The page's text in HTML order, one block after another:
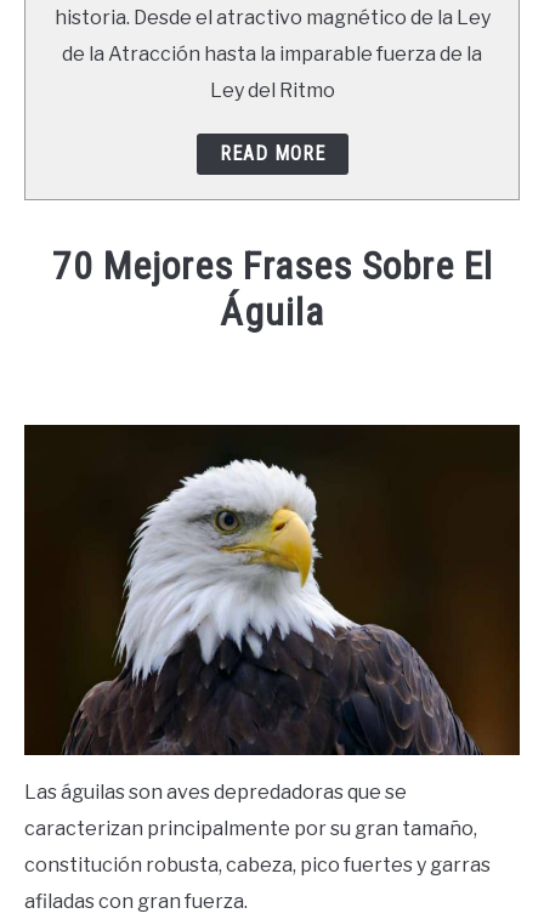
historia. Desde el atractivo magnético de la Ley
de la Atracción hasta la imparable fuerza de la
Ley del Ritmo
READ MORE
70 Mejores Frases Sobre El
Águila
Las águilas son aves depredadoras que se
caracterizan principalmente por su gran tamaño,
constitución robusta, cabeza, pico fuertes y garras
afiladas con gran fuerza.